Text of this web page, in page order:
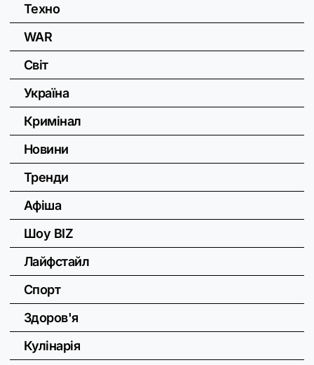
Техно
WAR
Світ
Україна
Кримінал
Новини
Тренди
Афіша
Шоу BIZ
Лайфстайл
Спорт
Здоров'я
Кулінарія